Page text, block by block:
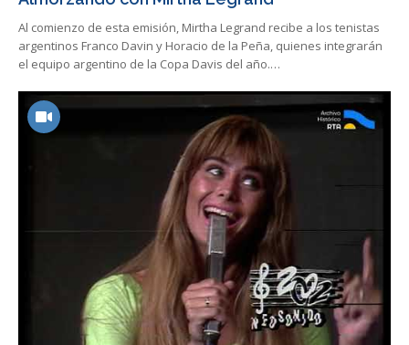
Al comienzo de esta emisión, Mirtha Legrand recibe a los tenistas
argentinos Franco Davin y Horacio de la Peña, quienes integrarán
el equipo argentino de la Copa Davis del año.…